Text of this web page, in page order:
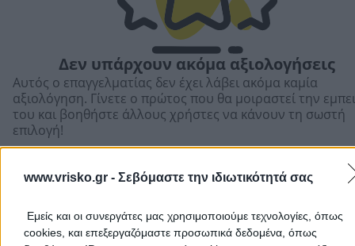
www.vrisko.gr - Σεβόμαστε την ιδιωτικότητά σας
Εμείς και οι συνεργάτες μας χρησιμοποιούμε τεχνολογίες, όπως
cookies, και επεξεργαζόμαστε προσωπικά δεδομένα, όπως
Δεν υπάρχουν ακόμα αξιολογήσεις
Αυτός ο επαγγελματίας δεν έχει λάβει ακόμα καμία
αξιολόγηση. Γίνετε ο πρώτος που θα μοιραστεί την
του και βοηθήστε άλλους χρήστες να κάνουν τη σωστή
επιλογή!